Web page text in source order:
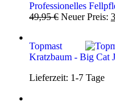
Professionelles
49,95€
49,95 €
Neuer Preis:
Topmast
Kratzbaum - Big Cat
Lieferzeit: 1-7 Tage